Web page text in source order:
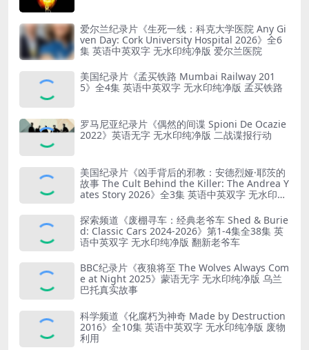
爱尔兰纪录片《生死一线：科克大学医院 Any Gi
ven Day: Cork University Hospital 2026》全6
集 英语中英双字 无水印纯净版 爱尔兰医院
美国纪录片《孟买铁路 Mumbai Railway 201
5》全4集 英语中英双字 无水印纯净版 孟买铁路
罗马尼亚纪录片《偶然的间谍 Spioni De Ocazie
2022》英语无字 无水印纯净版 二战谍报行动
美国纪录片《凶手背后的邪教：安德烈娅·耶茨的
故事 The Cult Behind the Killer: The Andrea Y
ates Story 2026》全3集 英语中英双字 无水印纯
探索频道《废棚寻车：经典老爷车 Shed & Burie
d: Classic Cars 2024-2026》第1-4集全38集 英
语中英双字 无水印纯净版 翻新老爷车
BBC纪录片《夜狼将至 The Wolves Always Com
e at Night 2025》蒙语无字 无水印纯净版 乌兰
巴托真实故事
科学频道《化腐朽为神奇 Made by Destruction
2016》全10集 英语中英双字 无水印纯净版 废物
利用